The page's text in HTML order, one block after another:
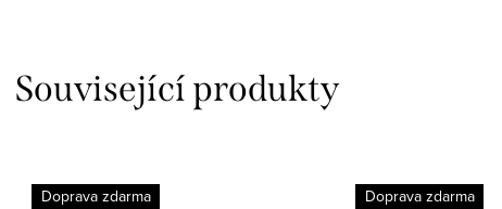
Související produkty
Doprava zdarma Doprava zdarma